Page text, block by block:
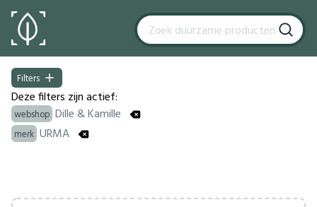
Filters
Filters
Deze filters zijn actief:
webshop Dille & Kamille
merk URMA